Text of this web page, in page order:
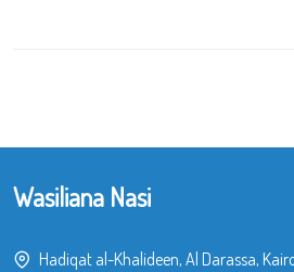
Wasiliana Nasi
Hadiqat al-Khalideen, Al Darassa,